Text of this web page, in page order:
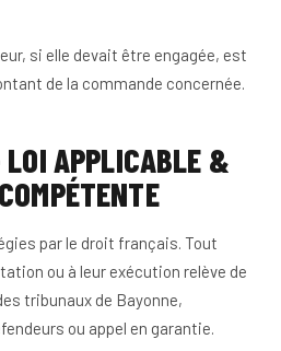
si elle devait être engagée, est
de la commande concernée.
APPLICABLE &
par le droit français. Tout
ou à leur exécution relève de
tribunaux de Bayonne,
ou appel en garantie.